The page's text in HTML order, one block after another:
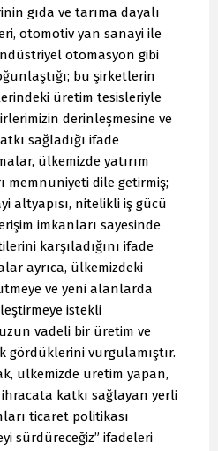
gıda ve tarıma dayalı
otomotiv yan sanayi ile
otomasyon gibi
bu şirketlerin
üretim tesisleriyle
derinleşmesine ve
sağladığı ifade
ülkemizde yatırım
memnuniyeti dile getirmiş;
altyapısı, nitelikli iş gücü
imkanları sayesinde
karşıladığını ifade
ayrıca, ülkemizdeki
ve yeni alanlarda
istekli
vadeli bir üretim ve
gördüklerini vurgulamıştır.
ülkemizde üretim yapan,
katkı sağlayan yerli
ticaret politikası
sürdüreceğiz” ifadeleri